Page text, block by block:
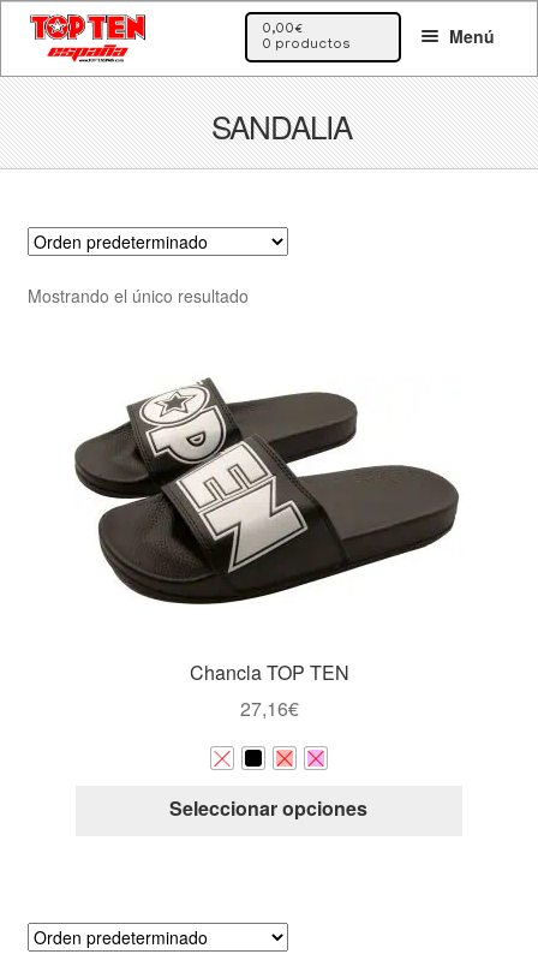
Ir
a
la
navegación
Ir
al
contenido
Menú
0,00€
0 productos
SANDALIA
Mostrando el único resultado
Chancla TOP TEN
27,16€
Seleccionar opciones